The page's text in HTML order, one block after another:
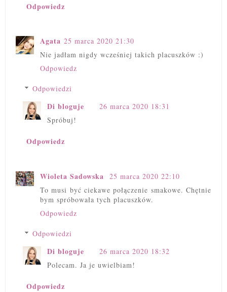
Odpowiedz
Agata 25 marca 2020 21:30
Nie jadłam nigdy wcześniej takich placuszków :)
Odpowiedz
Odpowiedzi
Di bloguje
26 marca 2020 18:31
Spróbuj!
Odpowiedz
Wioleta Sadowska
25 marca 2020 22:10
To musi być ciekawe połączenie smakowe. Chętnie
bym spróbowała tych placuszków.
Odpowiedz
Odpowiedzi
Di bloguje
26 marca 2020 18:32
Polecam. Ja je uwielbiam!
Odpowiedz